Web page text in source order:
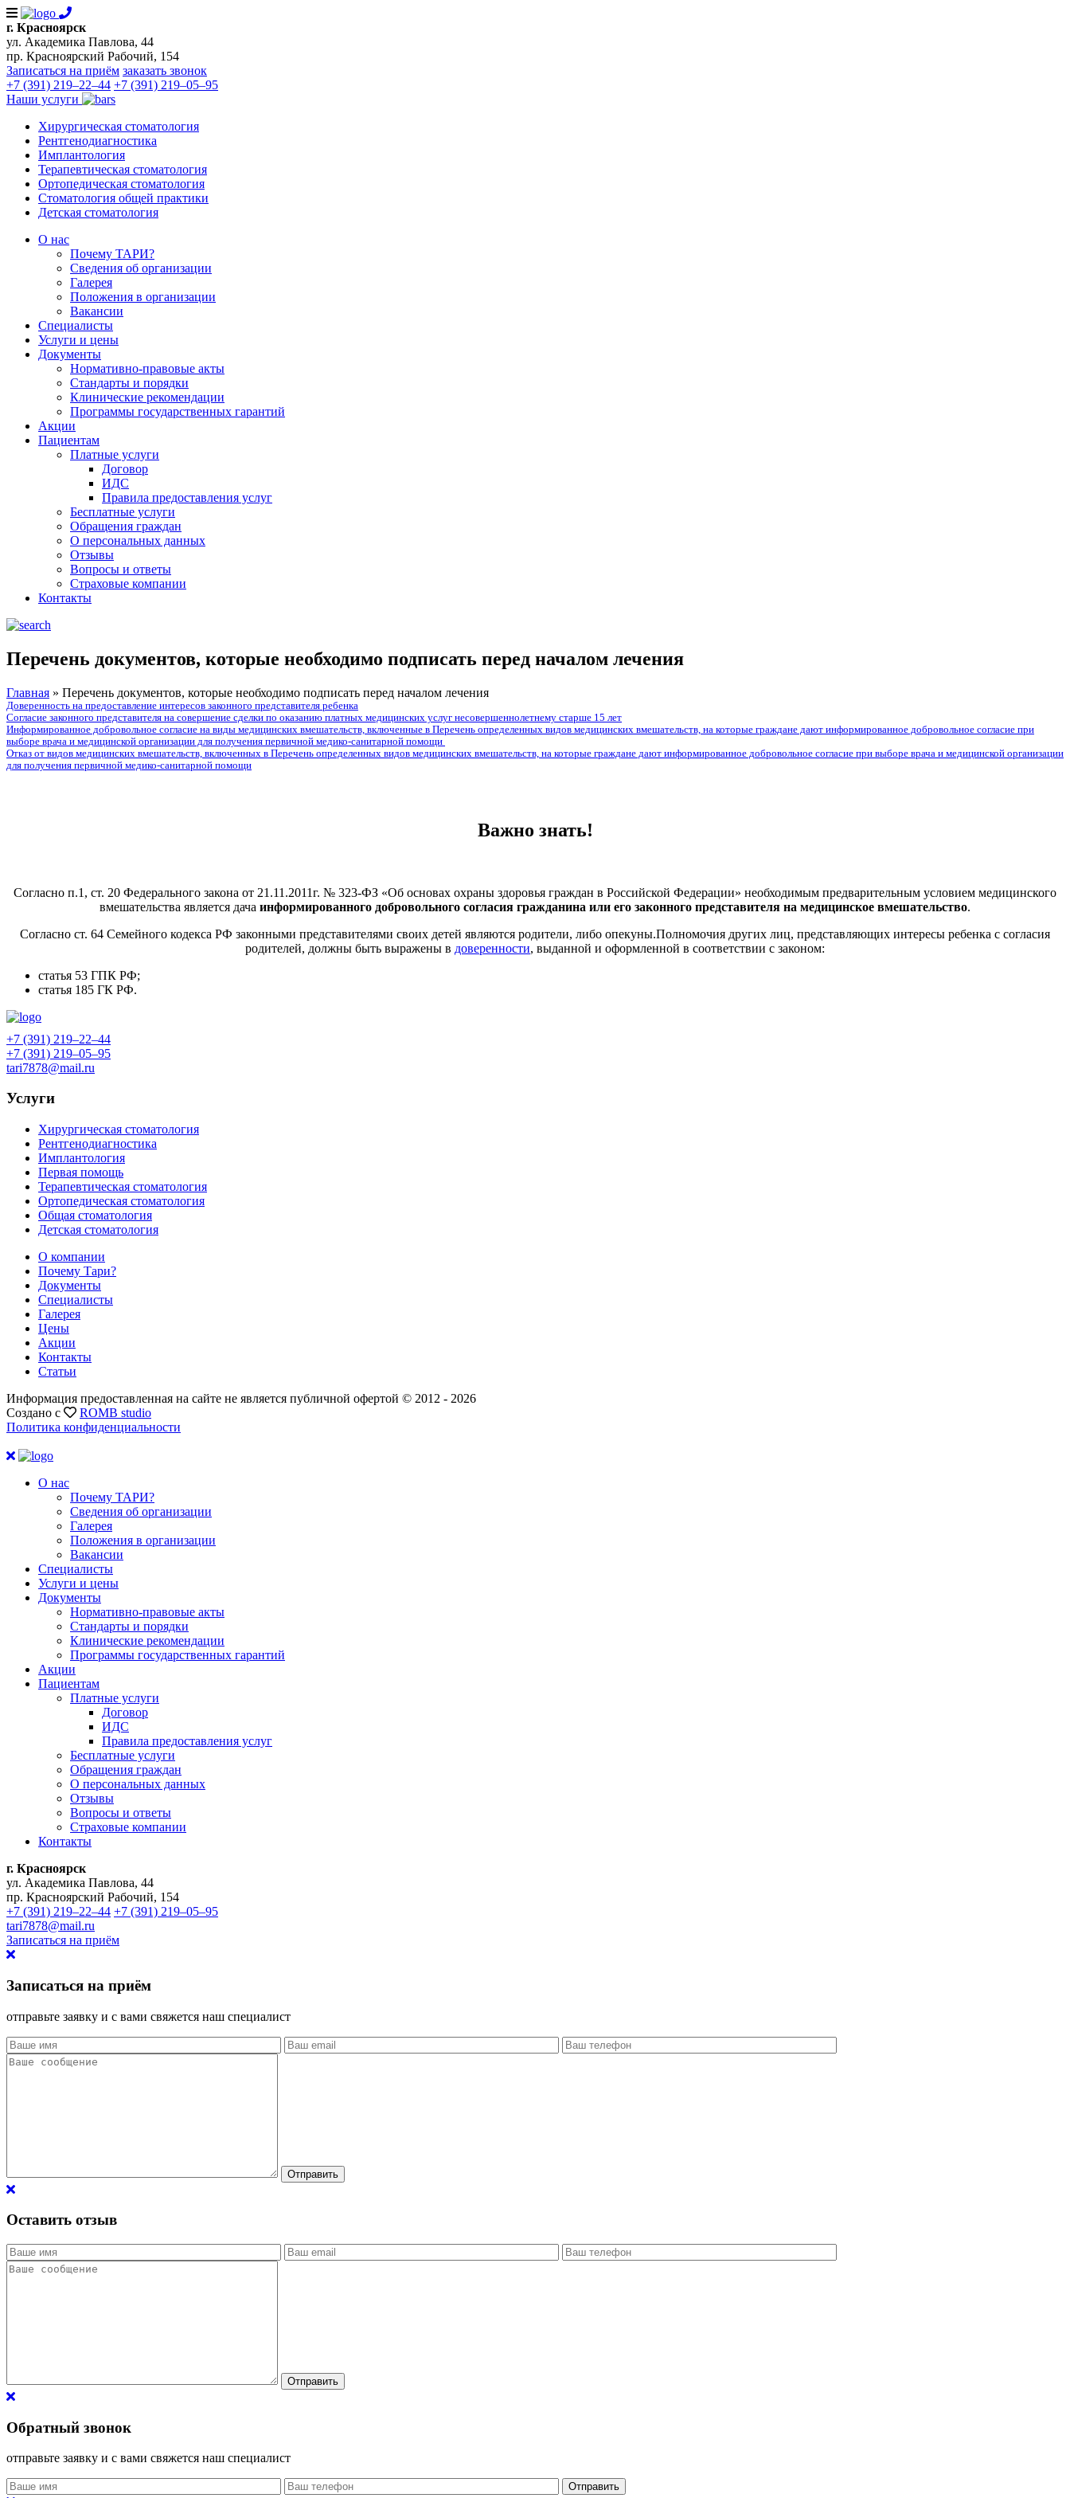
г. Красноярск
ул. Академика Павлова, 44
пр. Красноярский Рабочий, 154
Записаться на приём заказать звонок
+7 (391) 219‒22‒44 +7 (391) 219‒05‒95
Наши услуги
Хирургическая стоматология
Рентгенодиагностика
Имплантология
Терапевтическая стоматология
Ортопедическая стоматология
Стоматология общей практики
Детская стоматология
О нас
Почему ТАРИ?
Сведения об организации
Галерея
Положения в организации
Вакансии
Специалисты
Услуги и цены
Документы
Нормативно-правовые акты
Стандарты и порядки
Клинические рекомендации
Программы государственных гарантий
Акции
Пациентам
Платные услуги
Договор
ИДС
Правила предоставления услуг
Бесплатные услуги
Обращения граждан
О персональных данных
Отзывы
Вопросы и ответы
Страховые компании
Контакты
Перечень документов, которые необходимо подписать перед началом лечения
Главная » Перечень документов, которые необходимо подписать перед началом лечения
Доверенность на предоставление интересов законного представителя ребенка
Согласие законного представителя на совершение сделки по оказанию платных медицинских услуг несовершеннолетнему старше 15 лет
Информированное добровольное согласие на виды медицинских вмешательств, включенные в Перечень определенных видов медицинских вмешательств, на которые граждане дают информированное добровольное согласие при
выборе врача и медицинской организации для получения первичной медико-санитарной помощи
Отказ от видов медицинских вмешательств, включенных в Перечень определенных видов медицинских вмешательств, на которые граждане дают информированное добровольное согласие при выборе врача и медицинской организации
для получения первичной медико-санитарной помощи
Важно знать!
Согласно п.1, ст. 20 Федерального закона от 21.11.2011г. № 323-ФЗ «Об основах охраны здоровья граждан в Российской Федерации» необходимым предварительным условием медицинского
вмешательства является дача информированного добровольного согласия гражданина или его законного представителя на медицинское вмешательство.
Согласно ст. 64 Семейного кодекса РФ законными представителями своих детей являются родители, либо опекуны.Полномочия других лиц, представляющих интересы ребенка с согласия
родителей, должны быть выражены в доверенности, выданной и оформленной в соответствии с законом:
статья 53 ГПК РФ;
статья 185 ГК РФ.
+7 (391) 219‒22‒44
+7 (391) 219‒05‒95
tari7878@mail.ru
Услуги
Хирургическая стоматология
Рентгенодиагностика
Имплантология
Первая помощь
Терапевтическая стоматология
Ортопедическая стоматология
Общая стоматология
Детская стоматология
О компании
Почему Тари?
Документы
Специалисты
Галерея
Цены
Акции
Контакты
Статьи
Информация предоставленная на сайте не является публичной офертой © 2012 - 2026
Создано с
ROMB studio
Политика конфиденциальности
О нас
Почему ТАРИ?
Сведения об организации
Галерея
Положения в организации
Вакансии
Специалисты
Услуги и цены
Документы
Нормативно-правовые акты
Стандарты и порядки
Клинические рекомендации
Программы государственных гарантий
Акции
Пациентам
Платные услуги
Договор
ИДС
Правила предоставления услуг
Бесплатные услуги
Обращения граждан
О персональных данных
Отзывы
Вопросы и ответы
Страховые компании
Контакты
г. Красноярск
ул. Академика Павлова, 44
пр. Красноярский Рабочий, 154
+7 (391) 219‒22‒44 +7 (391) 219‒05‒95
tari7878@mail.ru
Записаться на приём
Записаться на приём
отправьте заявку и с вами свяжется наш специалист
Оставить отзыв
Обратный звонок
отправьте заявку и с вами свяжется наш специалист